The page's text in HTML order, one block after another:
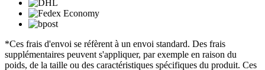
*Ces frais d'envoi se réfèrent à un envoi standard. Des frais
supplémentaires peuvent s'appliquer, par exemple en raison du
poids, de la taille ou des caractéristiques spécifiques du produit. Ces